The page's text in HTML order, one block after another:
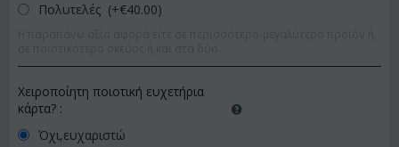
Πολυτελές (+€40.00)
Χειροποίητη ποιοτική ευχετήρια
κάρτα? :
Όχι,ευχαριστώ